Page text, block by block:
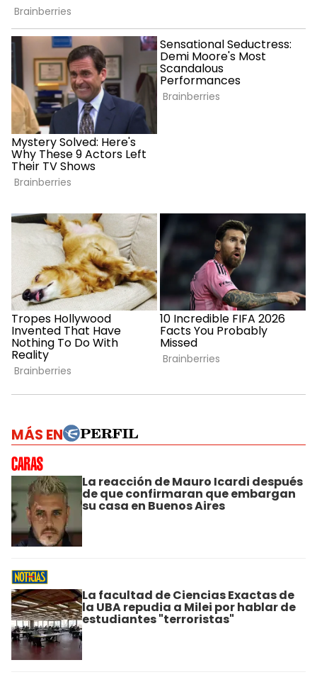
MÁS EN
La reacción de Mauro Icardi después
de que confirmaran que embargan
su casa en Buenos Aires
La facultad de Ciencias Exactas de
la UBA repudia a Milei por hablar de
estudiantes "terroristas"